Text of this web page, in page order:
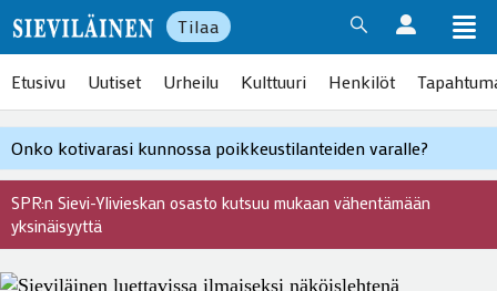
Tilaa
Etusivu Uutiset Urheilu Kulttuuri Henkilöt
Onko kotivarasi kunnossa poikkeustilanteiden varalle?
SPR:n Sievi-Ylivieskan osasto kutsuu mukaan vähentämään
yksinäisyyttä